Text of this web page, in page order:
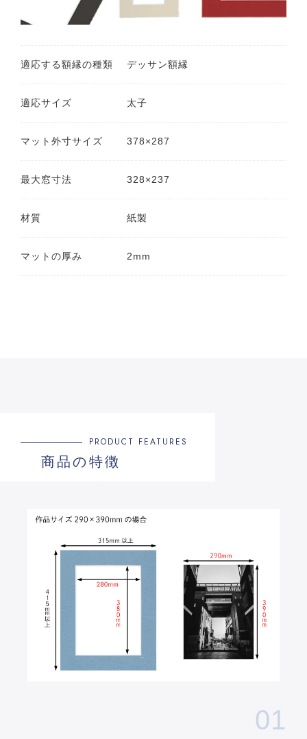
適応する額縁の種類 デッサン額縁
適応サイズ 太子
マット外寸サイズ 378×287
最大窓寸法 328×237
材質 紙製
マットの厚み 2mm
PRODUCT FEATURES
商品の特徴
01